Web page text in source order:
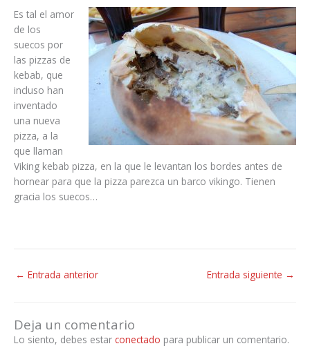
Es tal el amor
de los
suecos por
las pizzas de
kebab, que
incluso han
inventado
una nueva
pizza, a la
que llaman
Viking kebab pizza, en la que le levantan los bordes antes de
hornear para que la pizza parezca un barco vikingo. Tienen
gracia los suecos…
← Entrada anterior Entrada siguiente →
Deja un comentario
Lo siento, debes estar conectado para publicar un comentario.